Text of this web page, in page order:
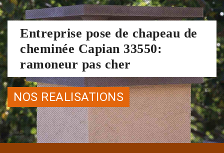
Entreprise pose de chapeau de
cheminée Capian 33550:
ramoneur pas cher
NOS REALISATIONS